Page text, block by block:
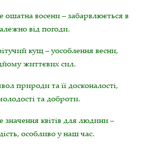
ошатна восени – забарвлюється в
від погоди.
кущ – уособлення весни,
життєвих сил.
природи та її досконалості,
та доброти.
квітів для людини –
особливо у наш час.